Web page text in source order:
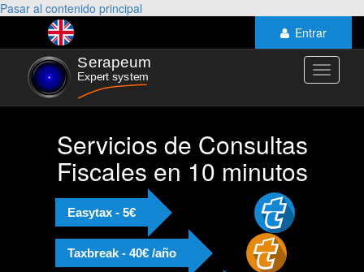
Pasar al contenido principal
Entrar
Toggle
Servicios de Consultas
Fiscales en 10 minutos
Easytax - 5€
Taxbreak - 40€ /año